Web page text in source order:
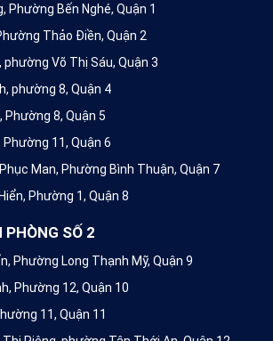
Phường Bến Nghé, Quận 1
Thảo Điền, Quận 2
Võ Thị Sáu, Quận 3
phường 8, Quận 4
Phường 8, Quận 5
11, Quận 6
Man, Phường Bình Thuận, Quận 7
Phường 1, Quận 8
PHÒNG SỐ 2
Phường Long Thạnh Mỹ, Quận 9
Phường 12, Quận 10
11, Quận 11